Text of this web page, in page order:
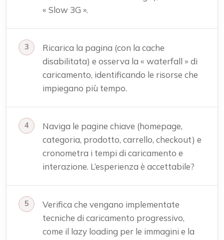
« Slow 3G ».
Ricarica la pagina (con la cache
disabilitata) e osserva la « waterfall » di
caricamento, identificando le risorse che
impiegano più tempo.
Naviga le pagine chiave (homepage,
categoria, prodotto, carrello, checkout) e
cronometra i tempi di caricamento e
interazione. L’esperienza è accettabile?
Verifica che vengano implementate
tecniche di caricamento progressivo,
come il lazy loading per le immagini e la